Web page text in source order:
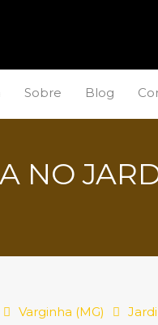
Sobre Blog
NO
Varginha (MG)